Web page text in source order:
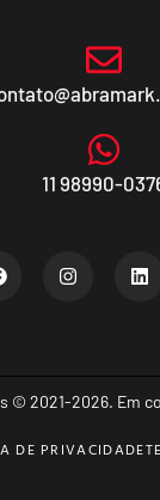
11 98990-
© 2021-2026. Em
DE PRIVACIDADE